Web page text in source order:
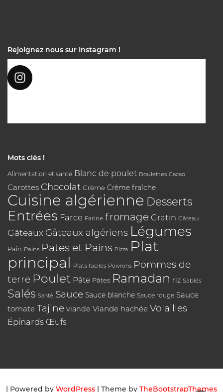
Rejoignez nous sur Instagram !
Mots clés !
Alimentation et santé Blanc de poulet Boulettes Cacao
Carottes Chocolat Crème Crème fraîche
Cuisine algérienne Desserts
Entrées Farce Farine fromage Gratin Gâteau
Gâteaux Gâteaux algériens Légumes
Pain Pains Pates et Pains Pizza Plat
principal Plats faciles Poivrons Pommes de
terre Poulet Pâte Pâtes Ramadan riz Sablés
Salés Santé Sauce Sauce blanche Sauce rouge Sauce
tomate Tajine viande Viande hachée Volailles
Épinards Œufs
| Powered by WordPress | Theme by TheBootstrapThemes